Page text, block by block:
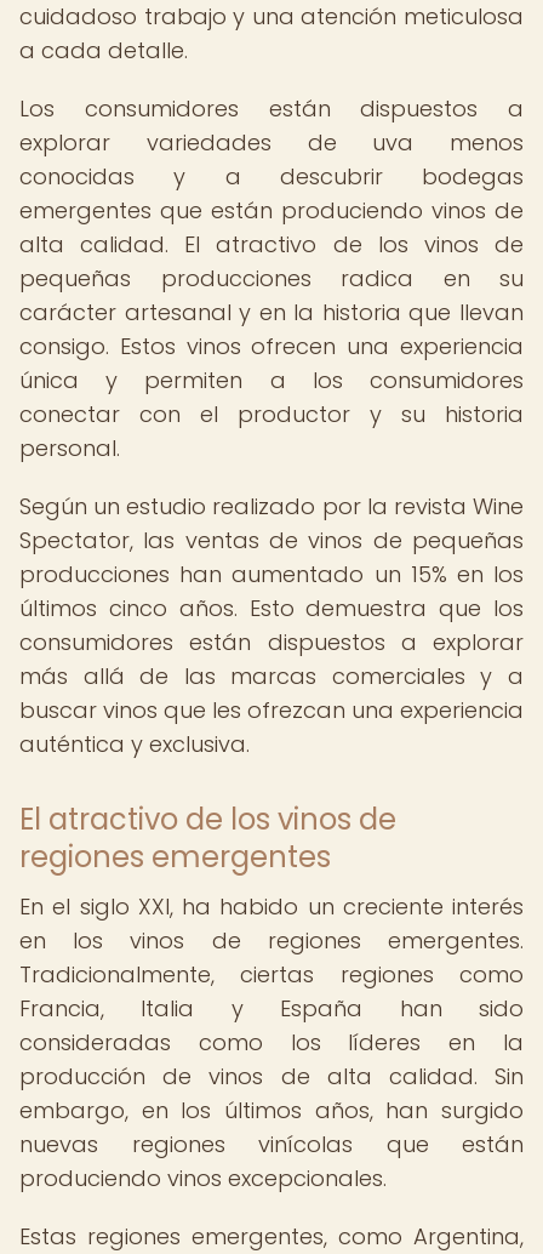
cuidadoso trabajo y una atención meticulosa
a cada detalle.
Los consumidores están dispuestos a
explorar variedades de uva menos
conocidas y a descubrir bodegas
emergentes que están produciendo vinos de
alta calidad. El atractivo de los vinos de
pequeñas producciones radica en su
carácter artesanal y en la historia que llevan
consigo. Estos vinos ofrecen una experiencia
única y permiten a los consumidores
conectar con el productor y su historia
personal.
Según un estudio realizado por la revista Wine
Spectator, las ventas de vinos de pequeñas
producciones han aumentado un 15% en los
últimos cinco años. Esto demuestra que los
consumidores están dispuestos a explorar
más allá de las marcas comerciales y a
buscar vinos que les ofrezcan una experiencia
auténtica y exclusiva.
El atractivo de los vinos de
regiones emergentes
En el siglo XXI, ha habido un creciente interés
en los vinos de regiones emergentes.
Tradicionalmente, ciertas regiones como
Francia, Italia y España han sido
consideradas como los líderes en la
producción de vinos de alta calidad. Sin
embargo, en los últimos años, han surgido
nuevas regiones vinícolas que están
produciendo vinos excepcionales.
Estas regiones emergentes, como Argentina,